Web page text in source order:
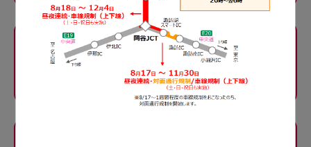
E20 中央道
八王子JCT〜八王子IC
規制内容